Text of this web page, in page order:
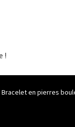
!
Bracelet en pierres